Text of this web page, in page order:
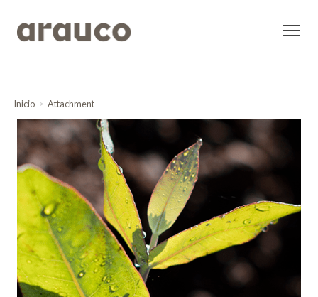
Inicio Attachment